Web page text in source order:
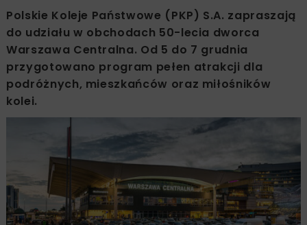
Polskie Koleje Państwowe (PKP) S.A. zapraszają
do udziału w obchodach 50-lecia dworca
Warszawa Centralna. Od 5 do 7 grudnia
przygotowano program pełen atrakcji dla
podróżnych, mieszkańców oraz miłośników
kolei.